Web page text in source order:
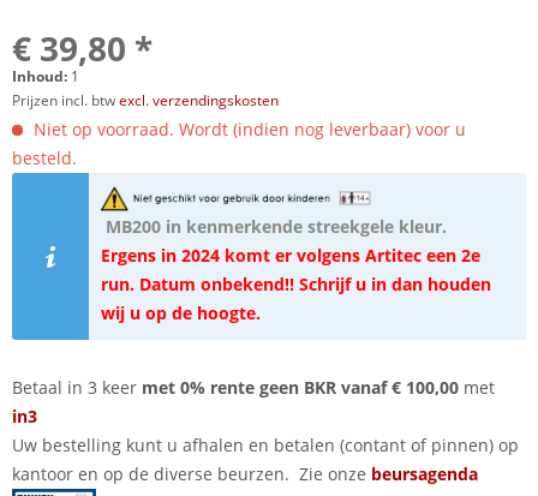
€ 39,80 *
Inhoud: 1
Prijzen incl. btwexcl. verzendingskosten
Niet op voorraad. Wordt (indien nog leverbaar) voor u
besteld.
MB200 in kenmerkende streekgele kleur.
Ergens in 2024 komt er volgens Artitec een 2e
run. Datum onbekend!! Schrijf u in dan houden
wij u op de hoogte.
Betaal in 3 keer met 0% rente geen BKR vanaf € 100,00 met
in3
Uw bestelling kunt u afhalen en betalen (contant of pinnen) op
kantoor en op de diverse beurzen. Zie onze beursagenda